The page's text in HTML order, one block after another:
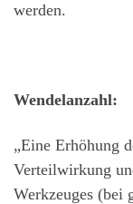
werden.
Wendelanzahl:
„Eine Erhöhung
Verteilwirkung
Werkzeuges (bei